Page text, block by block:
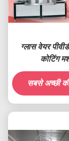
ग्लास वेयर
कोटिंग
सबसे अच्छी